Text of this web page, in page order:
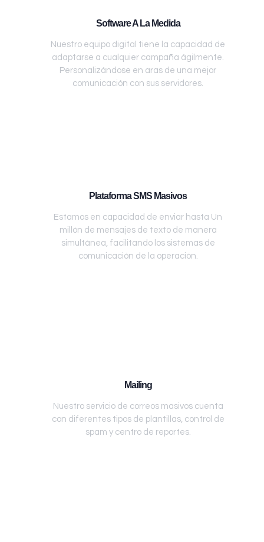
Software A La Medida
Nuestro equipo digital tiene la capacidad de
adaptarse a cualquier campaña ágilmente.
Personalizándose en aras de una mejor
comunicación con sus servidores.
Plataforma SMS Masivos
Estamos en capacidad de enviar hasta Un
millón de mensajes de texto de manera
simultánea, facilitando los sistemas de
comunicación de la operación.
Mailing
Nuestro servicio de correos masivos cuenta
con diferentes tipos de plantillas, control de
spam y centro de reportes.